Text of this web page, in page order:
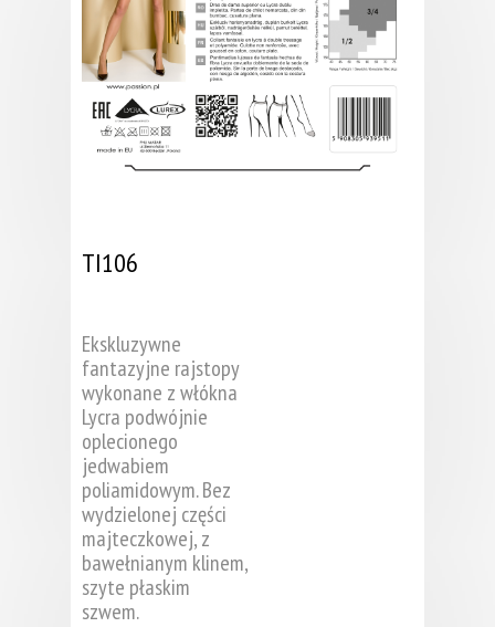
TI106
Ekskluzywne
fantazyjne rajstopy
wykonane z włókna
Lycra podwójnie
oplecionego
jedwabiem
poliamidowym. Bez
wydzielonej części
majteczkowej, z
bawełnianym klinem,
szyte płaskim
szwem.